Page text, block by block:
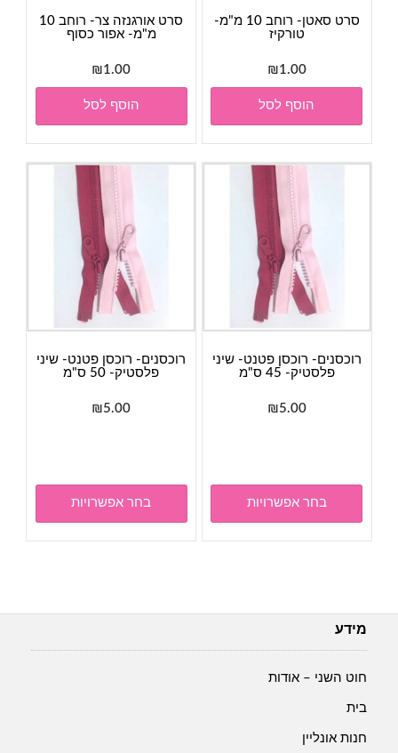
סרט סאטן- רוחב 10 מ"מ-
טורקיז
₪1.00
הוסף לסל
סרט אורגנזה צר- רוחב 10
מ"מ- אפור כסוף
₪1.00
הוסף לסל
רוכסנים- רוכסן פטנט- שיני
פלסטיק- 45 ס"מ
₪5.00
בחר אפשרויות
רוכסנים- רוכסן פטנט- שיני
פלסטיק- 50 ס"מ
₪5.00
בחר אפשרויות
מידע
חוט השני – אודות
בית
חנות אונליין